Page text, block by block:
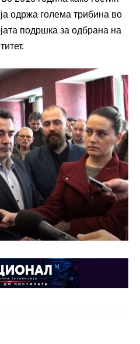
одржа голема трибина во
подршка за одбрана на